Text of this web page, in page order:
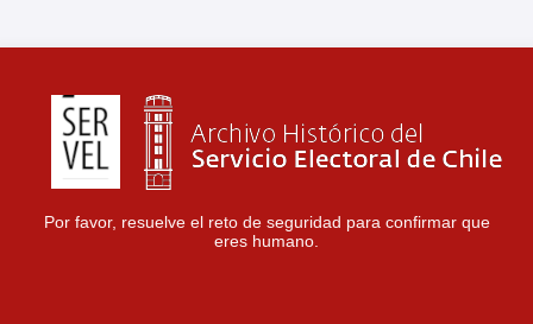
Por favor, resuelve el reto de seguridad para confirmar que
eres humano.